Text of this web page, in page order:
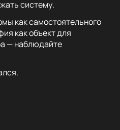
систему.
как самостоятельного
как объект для
— наблюдайте